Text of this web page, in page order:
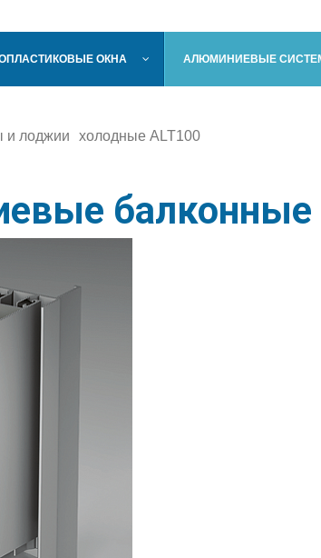
ОКНА АЛЮМИНИЕВЫЕ
и лоджии холодные ALT100
балконные